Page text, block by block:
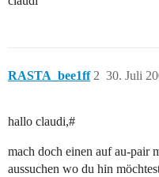
RASTA_bee1ff 30. Juli
2
hallo claudi,#
mach doch einen auf au-pair
aussuchen wo du hin